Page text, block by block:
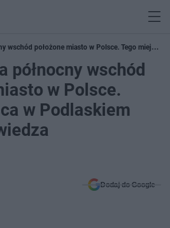
wschód położone miasto w Polsce. Tego miejsca
północny wschód
w Polsce.
w Podlaskiem
Dodaj do Google